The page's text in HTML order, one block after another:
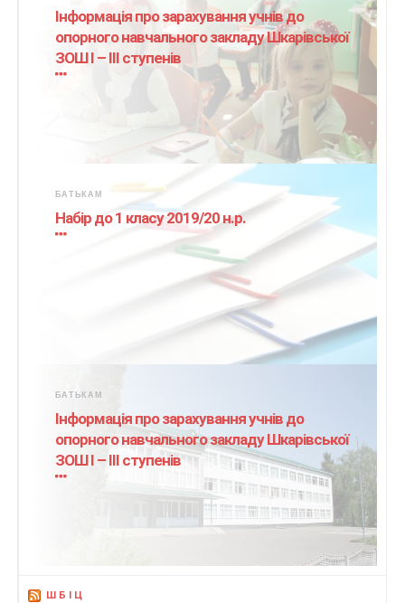
Інформація про зарахування учнів до
опорного навчального закладу Шкарівської
ЗОШ І – ІІІ ступенів
БАТЬКАМ
Набір до 1 класу 2019/20 н.р.
БАТЬКАМ
Інформація про зарахування учнів до
опорного навчального закладу Шкарівської
ЗОШ І – ІІІ ступенів
ШБІЦ